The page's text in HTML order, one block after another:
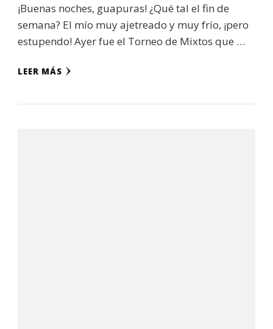
¡Buenas noches, guapuras! ¿Qué tal el fin de
semana? El mío muy ajetreado y muy frío, ¡pero
estupendo! Ayer fue el Torneo de Mixtos que …
LEER MÁS